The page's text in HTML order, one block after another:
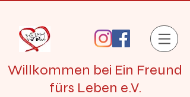
Willkommen bei Ein Freund
fürs Leben e.V.